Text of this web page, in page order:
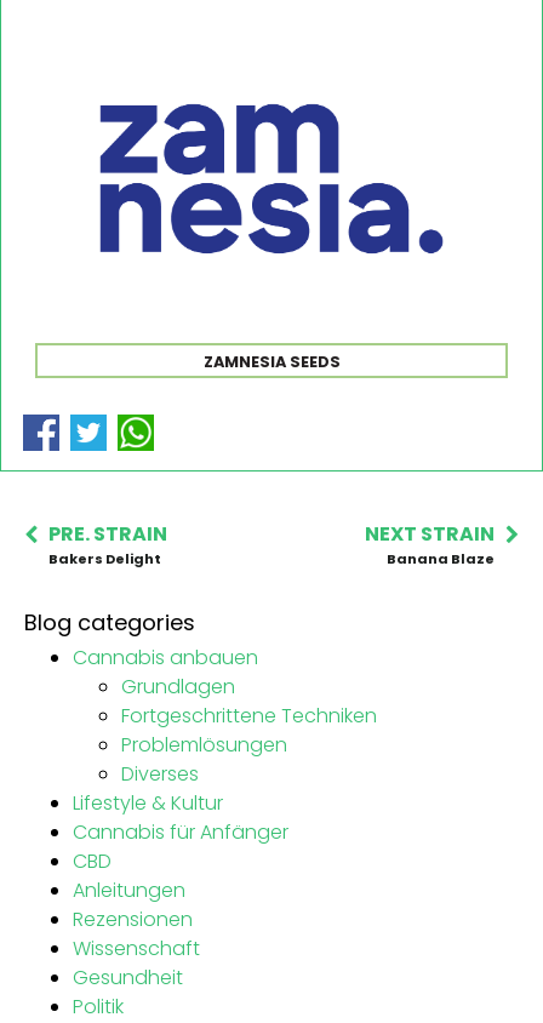
ZAMNESIA SEEDS
PRE. STRAIN
Bakers Delight
NEXT STRAIN
Banana Blaze
Blog categories
Cannabis anbauen
Grundlagen
Fortgeschrittene Techniken
Problemlösungen
Diverses
Lifestyle & Kultur
Cannabis für Anfänger
CBD
Anleitungen
Rezensionen
Wissenschaft
Gesundheit
Politik